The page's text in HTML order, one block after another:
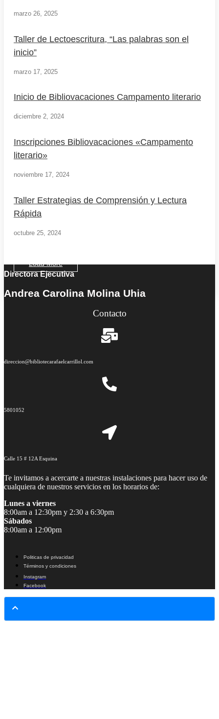
marzo 26, 2025
Taller de Lectoescritura, “Las palabras son el
inicio”
marzo 17, 2025
Inicio de Bibliovacaciones Campamento literario
diciembre 2, 2024
Inscripciones Bibliovacaciones «Campamento
literario»
noviembre 17, 2024
Taller Estrategias de Comprensión y Lectura
Rápida
octubre 25, 2024
Load More
End of Content.
Directora Ejecutiva
Andrea Carolina Molina Uhia
Contacto
direccion@bibliotecarafaelcarrillol.com
5801052
Calle 15 # 12A Esquina
Te invitamos a acercarte a nuestras instalaciones para hacer uso de
cualquiera de nuestros servicios en los horarios de:
Lunes a viernes
8:00am a 12:30pm y 2:30 a 6:30pm
Sábados
8:00am a 12:00pm
Politicas de privacidad
Términos y condiciones
Instagram
Facebook